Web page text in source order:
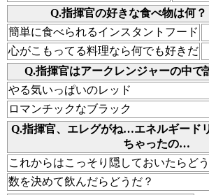
Q.指揮官の好きな食べ物は何？
簡単に食べられるインスタントフード
心がこもってる料理なら何でも好きだ
Q.指揮官はアークレンジャーの中で
やる気いっぱいのレッド
ロマンチックなブラック
Q.指揮官、エレグがね…エネルギード
ちゃったの…
これからはこっそり隠しておいたらど
数を決めて飲んだらどうだ？